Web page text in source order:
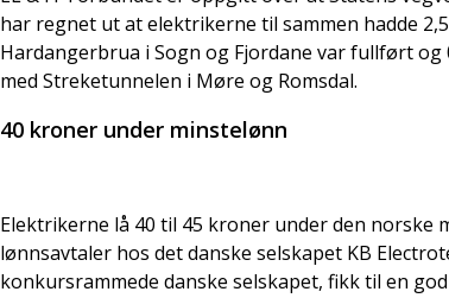
har regnet ut at elektrikerne til sammen hadde
Hardangerbrua i Sogn og Fjordane var fullført
med Streketunnelen i Møre og Romsdal.
40 kroner under minstelønn
Elektrikerne lå 40 til 45 kroner under den norske
lønnsavtaler hos det danske selskapet KB
konkursrammede danske selskapet, fikk til en